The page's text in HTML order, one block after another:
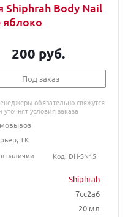
Shiphrah Body Nail
яблоко
Shiphrah
7cc2a6
20 мл
200 руб.
Под заказ
обязательно свяжутся
уточнят условия заказа
ТК
наличии
Код: DH-SN15